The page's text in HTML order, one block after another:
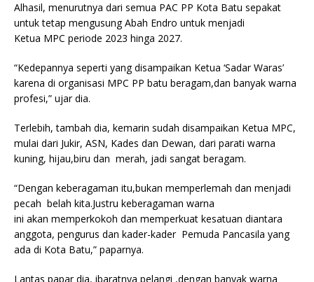
Alhasil, menurutnya dari semua PAC PP Kota Batu sepakat
untuk tetap mengusung Abah Endro untuk menjadi
Ketua MPC periode 2023 hinga 2027.
“Kedepannya seperti yang disampaikan Ketua ‘Sadar Waras’
karena di organisasi MPC PP batu beragam,dan banyak warna
profesi,” ujar dia.
Terlebih, tambah dia, kemarin sudah disampaikan Ketua MPC,
mulai dari Jukir, ASN, Kades dan Dewan, dari parati warna
kuning, hijau,biru dan merah, jadi sangat beragam.
“Dengan keberagaman itu,bukan memperlemah dan menjadi
pecah belah kita.Justru keberagaman warna
ini akan memperkokoh dan memperkuat kesatuan diantara
anggota, pengurus dan kader-kader Pemuda Pancasila yang
ada di Kota Batu,” paparnya.
Lantas papar dia, ibaratnya pelangi ,dengan banyak warna